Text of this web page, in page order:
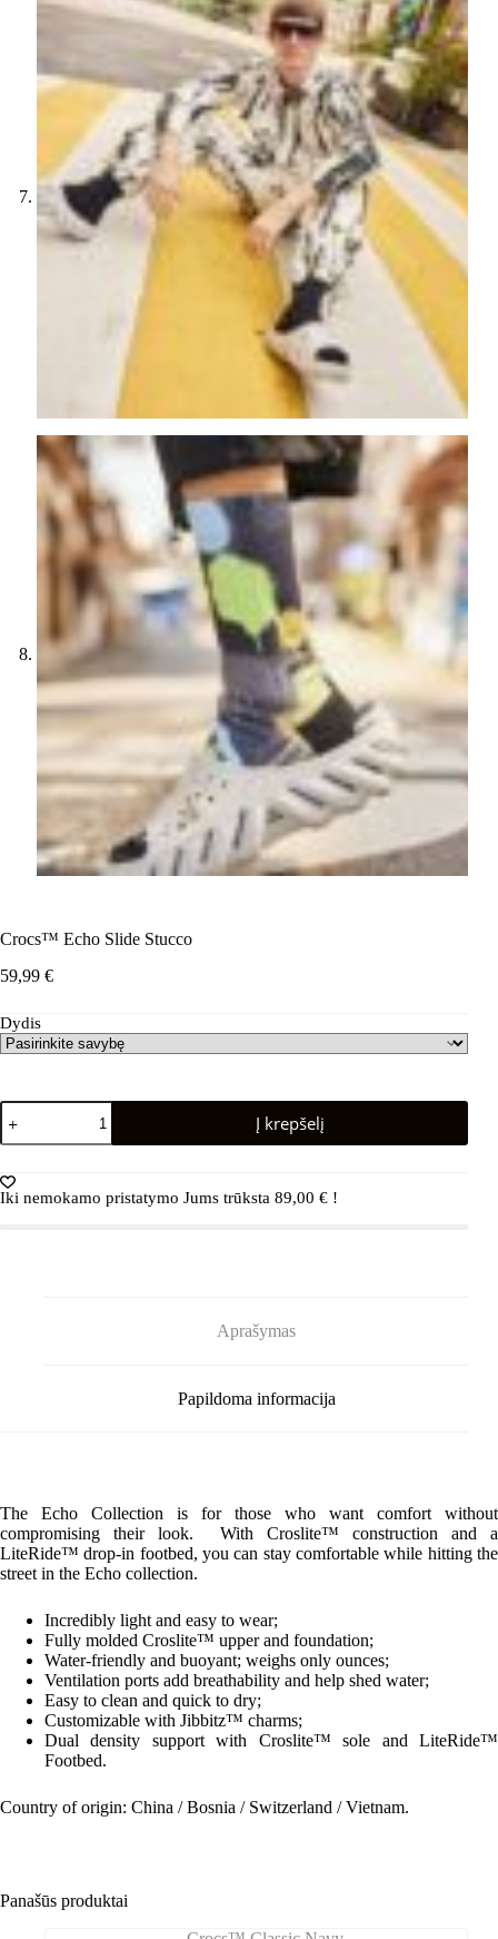
Crocs™ Echo Slide Stucco
59,99 €
Dydis
produkto
kiekis:
Crocs™
Slide
Stucco
Į krepšelį
Iki nemokamo pristatymo Jums trūksta 89,00 € !
Aprašymas
Papildoma informacija
The Echo Collection is for those who want comfort without
compromising their look. With Croslite™ construction and a
LiteRide™ drop-in footbed, you can stay comfortable while hitting the
street in the Echo collection.
Incredibly light and easy to wear;
Fully molded Croslite™ upper and foundation;
Water-friendly and buoyant; weighs only ounces;
Ventilation ports add breathability and help shed water;
Easy to clean and quick to dry;
Customizable with Jibbitz™ charms;
Dual density support with Croslite™ sole and LiteRide™
Footbed.
Country of origin: China / Bosnia / Switzerland / Vietnam.
Panašūs produktai